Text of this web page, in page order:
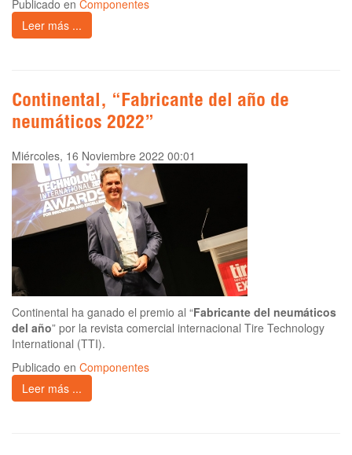
Publicado en Componentes
Leer más ...
Continental, “Fabricante del año de
neumáticos 2022”
Miércoles, 16 Noviembre 2022 00:01
Continental ha ganado el premio al “Fabricante del neumáticos
del año” por la revista comercial internacional Tire Technology
International (TTI).
Publicado en Componentes
Leer más ...